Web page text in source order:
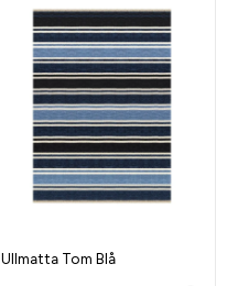
Ullmatta Tom Blå